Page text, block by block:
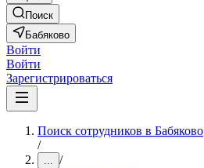
Поиск
Бабяково
Войти
Войти
Зарегистрироваться
Поиск сотрудников в Бабяково
/
... /